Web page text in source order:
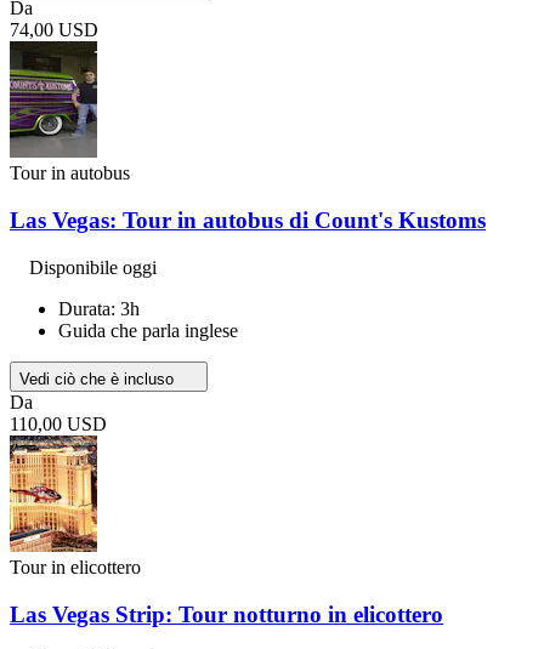
Da
74,00 USD
Tour in autobus
Las Vegas: Tour in autobus di Count's Kustoms
Disponibile oggi
Durata: 3h
Guida che parla inglese
Vedi ciò che è incluso
Da
110,00 USD
Tour in elicottero
Las Vegas Strip: Tour notturno in elicottero